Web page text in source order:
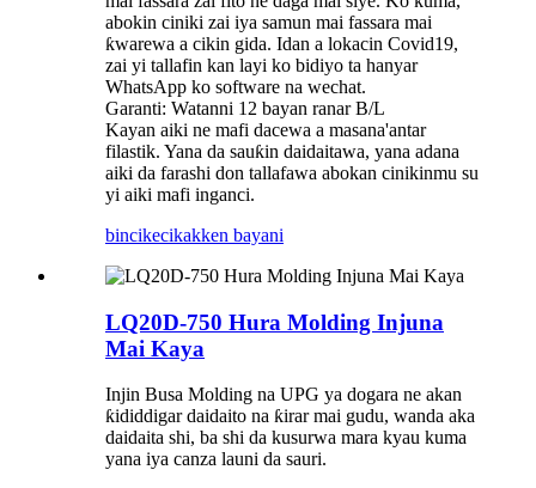
abokin ciniki zai iya samun mai fassara mai
ƙwarewa a cikin gida. Idan a lokacin Covid19,
zai yi tallafin kan layi ko bidiyo ta hanyar
WhatsApp ko software na wechat.
Garanti: Watanni 12 bayan ranar B/L
Kayan aiki ne mafi dacewa a masana'antar
filastik. Yana da sauƙin daidaitawa, yana adana
aiki da farashi don tallafawa abokan cinikinmu su
yi aiki mafi inganci.
bincikecikakken bayani
LQ20D-750 Hura Molding Injuna
Mai Kaya
Injin Busa Molding na UPG ya dogara ne akan
ƙididdigar daidaito na ƙirar mai gudu, wanda aka
daidaita shi, ba shi da kusurwa mara kyau kuma
yana iya canza launi da sauri.